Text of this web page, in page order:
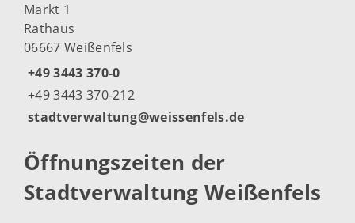
Markt 1
Rathaus
06667 Weißenfels
+49 3443 370-0
+49 3443 370-212
stadtverwaltung@weissenfels.de
Öffnungszeiten der
Stadtverwaltung Weißenfels